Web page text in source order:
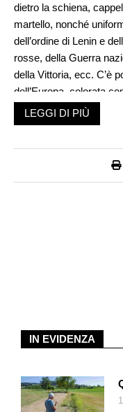
dietro la schiena,
martello, nonché
dell’ordine di Lenin e
rosse, della Guerra
della Vittoria, ecc. C’è
dell’Europa, colorata
Sotto la scritta: «La
prodotto cambiamenti
tratta nella maggior
2021 (11 tentati).
LEGGI DI PIÙ
IN EVIDENZA